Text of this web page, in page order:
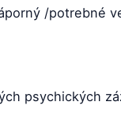
/potrebné
psychických